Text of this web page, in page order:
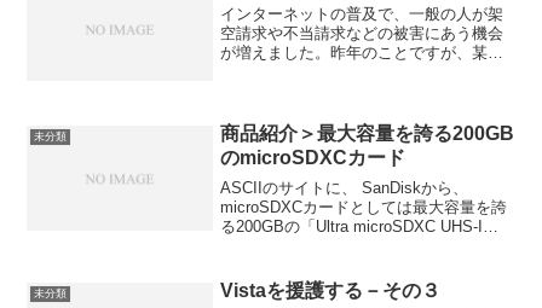
インターネットの普及で、一般の人が架
空請求や不当請求などの被害にあう機会
が増えました。昨年のことですが、某警
している警察官の姿を見て...
未分類
商品紹介＞最大容量を誇る200GB
のmicroSDXCカード
ASCIIのサイトに、 SanDiskから、
microSDXCカードとしては最大容量を誇
る200GBの「Ultra microSDXC UHS-I
未分類 Vistaを援護する－その３